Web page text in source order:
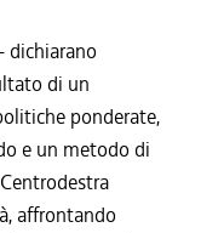
dichiarano
di un
ponderate,
e un metodo di
affrontando